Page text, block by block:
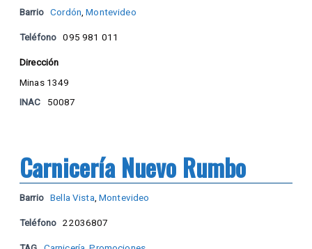
Barrio Cordón ,Montevideo
Teléfono 095 981 011
Dirección
Minas 1349
INAC
50087
Carnicería Nuevo Rumbo
Barrio Bella Vista ,Montevideo
Teléfono 22036807